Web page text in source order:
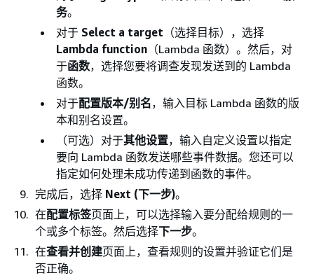
务。
对于 Select a target （选择目标），选择
Lambda function （Lambda 函数）。然后，对
于函数，选择您要将调查发现发送到的 Lambda
函数。
对于配置版本/别名，输入目标 Lambda 函数的版
本和别名设置。
（可选）对于其他设置，输入自定义设置以指定
要向 Lambda 函数发送哪些事件数据。您还可以
指定如何处理未成功传递到函数的事件。
完成后，选择 Next (下一步)。
在配置标签页面上，可以选择输入要分配给规则的一
个或多个标签。然后选择下一步。
在查看并创建页面上，查看规则的设置并验证它们是
否正确。